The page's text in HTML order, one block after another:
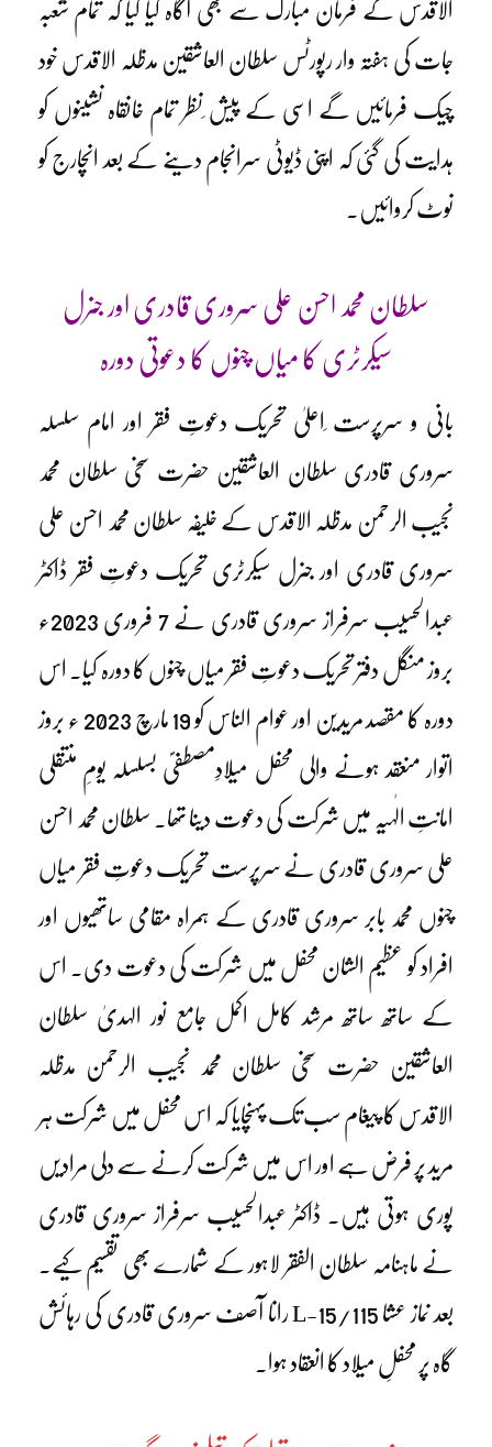
الاقدس کے فرمان مبارک سے بھی آگاہ کیا گیا کہ تمام شعبہ
جات کی ہفتہ وار رپورٹس سلطان العاشقین مدظلہ الاقدس خود
چیک فرمائیں گے اسی کے پیش ِنظر تمام خانقاہ نشینوں کو
ہدایت کی گئی کہ اپنی ڈیوٹی سرانجام دینے کے بعد انچارج کو
نوٹ کروائیں۔
سلطان محمد احسن علی سروری قادری اور جنرل
سیکرٹری کا میاں چنوں کا دعوتی دورہ
بانی و سرپرست ِاعلیٰ تحریک دعوتِ فقر اور امام سلسلہ
سروری قادری سلطان العاشقین حضرت سخی سلطان محمد
نجیب الرحمن مدظلہ الاقدس کے خلیفہ سلطان محمد احسن علی
سروری قادری اور جنرل سیکرٹری تحریک دعوتِ فقر ڈاکٹر
عبدالحسیب سرفراز سروری قادری نے 7 فروری 2023ء
بروز منگل دفتر تحریک دعوتِ فقر میاں چنوں کا دورہ کیا۔ اس
دورہ کا مقصد مریدین اور عوام الناس کو 19 مارچ 2023 ء بروز
اتوار منعقد ہونے والی محفل میلادِمصطفیؐ بسلسلہ یومِ منتقلی
امانتِ الٰہیہ میں شرکت کی دعوت دینا تھا۔ سلطان محمد احسن
علی سروری قادری نے سرپرست تحریک دعوتِ فقر میاں
چنوں محمد بابر سروری قادری کے ہمراہ مقامی ساتھیوں اور
افراد کو عظیم الشان محفل میں شرکت کی دعوت دی۔ اس
کے ساتھ ساتھ مرشد کامل اکمل جامع نور الہدیٰ سلطان
العاشقین حضرت سخی سلطان محمد نجیب الرحمن مدظلہ
الاقدس کا پیغام سب تک پہنچایا کہ اس محفل میں شرکت ہر
مرید پر فرض ہے اور اس میں شرکت کرنے سے دلی مرادیں
پوری ہوتی ہیں۔ ڈاکٹر عبدالحسیب سرفراز سروری قادری
نے ماہنامہ سلطان الفقر لاہور کے شمارے بھی تقسیم کیے۔
بعد نماز عشا L-15/115 رانا آصف سروری قادری کی رہائش
گاہ پر محفلِ میلاد کا انعقاد ہوا۔